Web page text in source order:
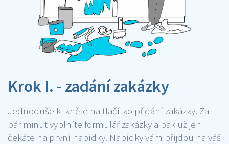
Krok I. - zadání zakázky
Jednoduše klikněte na tlačítko přidání zakázky. Za
pár minut vyplníte formulář zakázky a pak už jen
čekáte na první nabídky. Nabídky vám příjdou na váš